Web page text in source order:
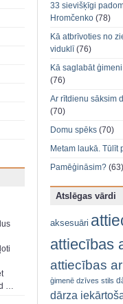
…
33 sievišķīgi
Hromčenko (78)
Kā atbrīvoties no
viduklī(76)
Kā saglabāt
(76)
Ar rītdienu sāksim
(70)
Domu spēks (70)
Metam laukā. Tūlīt
Pamēģināsim? (63)
Atslēgas vārdi
aksesuāri
attiecības
attiecības
ģimenē dzīves stils
dārza